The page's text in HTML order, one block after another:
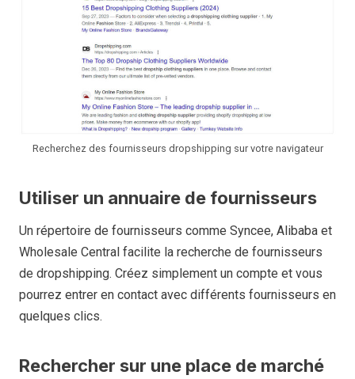
Recherchez des fournisseurs dropshipping sur votre navigateur
Utiliser un annuaire de fournisseurs
Un répertoire de fournisseurs comme Syncee, Alibaba et
Wholesale Central facilite la recherche de fournisseurs
de dropshipping. Créez simplement un compte et vous
pourrez entrer en contact avec différents fournisseurs en
quelques clics.
Rechercher sur une place de marché